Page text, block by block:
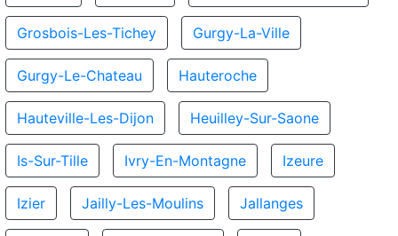
Grosbois-Les-Tichey Gurgy-La-Ville
Gurgy-Le-Chateau Hauteroche
Hauteville-Les-Dijon Heuilley-Sur-Saone
Is-Sur-Tille Ivry-En-Montagne Izeure
Izier Jailly-Les-Moulins Jallanges